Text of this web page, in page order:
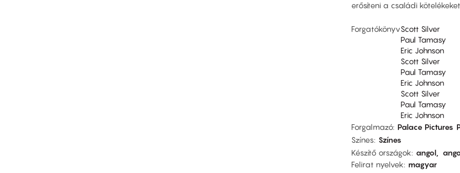
erősíteni a családi
ForgatókönyvScott Silver
Paul Tamasy
Eric Johnson
Scott Silver
Paul Tamasy
Eric Johnson
Scott Silver
Paul Tamasy
Eric Johnson
Forgalmazó Palace Pictures
Színes Színes
Készítő országok
angol
Felirat nyelvek
magyar